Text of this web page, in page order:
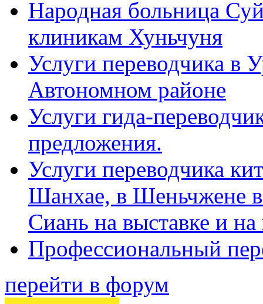
Народная больница
клиникам Хуньчуня
Услуги переводчика в
Автономном районе
Услуги гида-
предложения.
Услуги переводчика
Шанхае, в Шеньчжене
Сиань на выставке и
Профессиональный
перейти в форум